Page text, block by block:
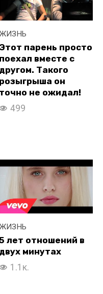
ЖИЗНЬ
Этот парень просто
поехал вместе с
другом. Такого
розыгрыша он
точно не ожидал!
499
ЖИЗНЬ
лет отношений в
двух минутах
1.1к.